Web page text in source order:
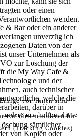
oder einen
wenden.
& Bar oder ein anderer
unverzüglich
Daten von der
unser Unternehmen als
zur Löschung der
die My Way Cafe &
und der
auch technischer
welche die
darüber in
von diesen anderen für
sämtlicher
von Kopien oder
von ihnen sind
uns helfen, diese
(Tracking Cookies).